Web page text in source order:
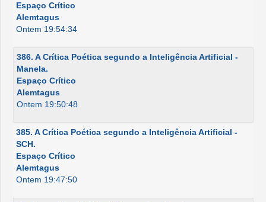
Espaço Crítico
Alemtagus
Ontem 19:54:34
386. A Crítica Poética segundo a Inteligência Artificial -
Manela.
Espaço Crítico
Alemtagus
Ontem 19:50:48
385. A Crítica Poética segundo a Inteligência Artificial -
SCH.
Espaço Crítico
Alemtagus
Ontem 19:47:50